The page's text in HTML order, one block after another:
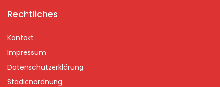
Rechtliches
Kontakt
Impressum
Datenschutzerklärung
Stadionordnung